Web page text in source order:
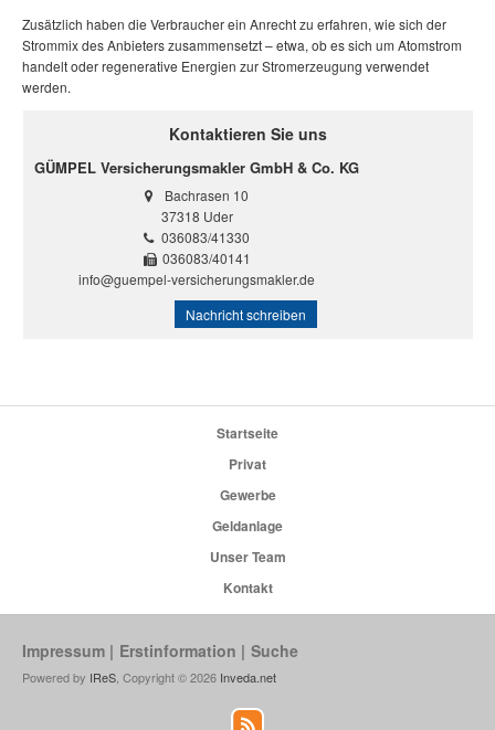
Zusätzlich haben die Verbraucher ein Anrecht zu erfahren, wie sich der
Strommix des Anbieters zusammensetzt – etwa, ob es sich um Atomstrom
handelt oder regenerative Energien zur Stromerzeugung verwendet
werden.
Kontaktieren Sie uns
GÜMPEL Versicherungsmakler GmbH & Co. KG
Bachrasen 10
37318 Uder
036083/41330
036083/40141
info@guempel-versicherungsmakler.de
Nachricht schreiben
Startseite
Privat
Gewerbe
Geldanlage
Unser Team
Kontakt
Impressum Erstinformation Suche
Powered by IReS , Copyright © 2026 Inveda.net